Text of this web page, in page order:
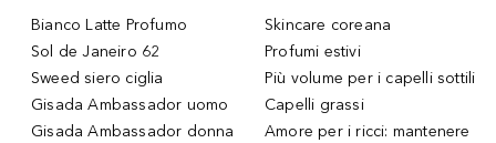
Bianco Latte Profumo
Sol de Janeiro 62
Sweed siero ciglia
Gisada Ambassador uomo
Gisada Ambassador donna
Skincare coreana
Profumi estivi
Più volume per i capelli sottili
Capelli grassi
Amore per i ricci: mantenere